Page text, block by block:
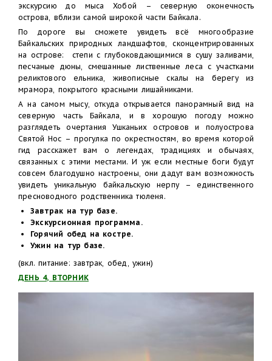
экскурсию до мыса Хобой – северную оконечность
острова, вблизи самой широкой части Байкала.
По дороге вы сможете увидеть всё многообразие
Байкальских природных ландшафтов, сконцентрированных
на острове: степи с глубоковдающимися в сушу заливами,
песчаные дюны, смешанные лиственные леса с участками
реликтового ельника, живописные скалы на берегу из
мрамора, покрытого красными лишайниками.
А на самом мысу, откуда открывается панорамный вид на
северную часть Байкала, и в хорошую погоду можно
разглядеть очертания Ушканьих островов и полуострова
Святой Нос – прогулка по окрестностям, во время которой
гид расскажет вам о легендах, традициях и обычаях,
связанных с этими местами. И уж если местные боги будут
совсем благодушно настроены, они дадут вам возможность
увидеть уникальную байкальскую нерпу – единственного
пресноводного родственника тюленя.
Завтрак на тур базе.
Экскурсионная программа.
Горячий обед на костре.
Ужин на тур базе.
(вкл. питание: завтрак, обед, ужин)
ДЕНЬ 4, ВТОРНИК